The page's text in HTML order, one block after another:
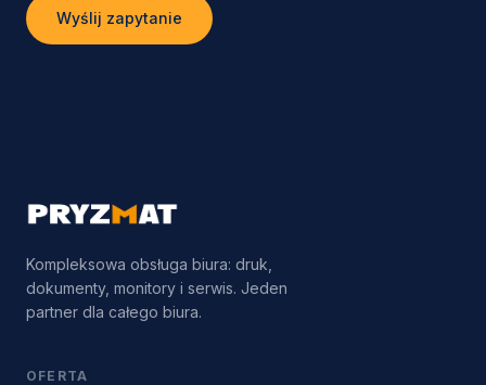
Wyślij zapytanie
Kompleksowa obsługa biura: druk,
dokumenty, monitory i serwis. Jeden
partner dla całego biura.
OFERTA